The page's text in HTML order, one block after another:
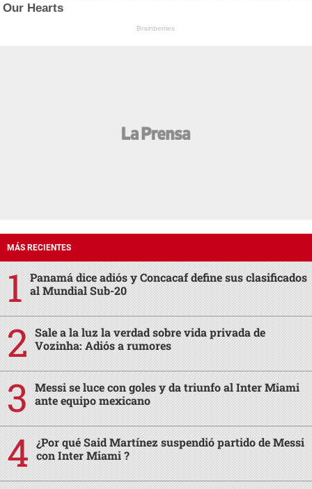
Our Hearts
Brainberries
MÁS RECIENTES
Panamá dice adiós y Concacaf define sus clasificados
al Mundial Sub-20
Sale a la luz la verdad sobre vida privada de
Vozinha: Adiós a rumores
Messi se luce con goles y da triunfo al Inter Miami
ante equipo mexicano
¿Por qué Said Martínez suspendió partido de Messi
con Inter Miami ?